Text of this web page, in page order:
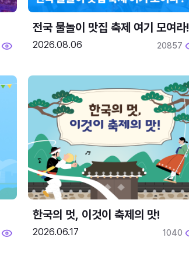
전국 물놀이 맛집 축제 여기 모여라!
2026.08.06 20857
한국의 멋, 이것이 축제의 맛!
2026.06.17 1040